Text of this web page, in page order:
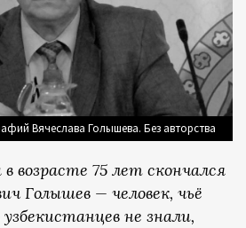
Вячеслава Голышева. Без авторства
в возрасте 75 лет скончался
Голышев — человек, чьё
не знали,